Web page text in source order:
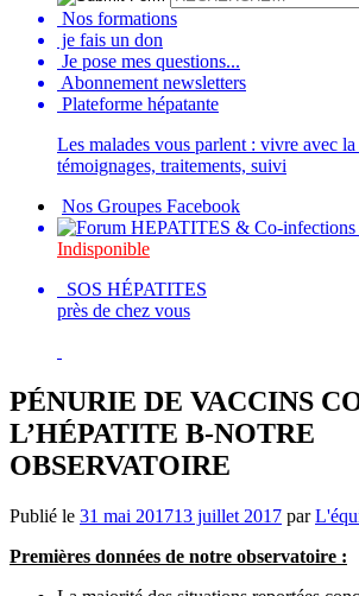
Nos formations
je fais un don
Je pose mes questions...
Abonnement newsletters
Plateforme hépatante
Les malades vous parlent : vivre avec la
témoignages, traitements, suivi
Nos Groupes Facebook
Indisponible
SOS HÉPATITES
près de chez vous
PÉNURIE DE VACCINS
L’HÉPATITE B-NOTRE
OBSERVATOIRE
Publié le 31 mai 201713 juillet 2017 par
Premières données de notre observatoire :